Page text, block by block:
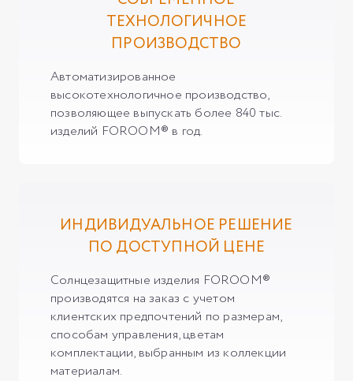
ТЕХНОЛОГИЧНОЕ
ПРОИЗВОДСТВО
Автоматизированное
высокотехнологичное производство,
позволяющее выпускать более 840 тыс.
изделий FOROOM® в год.
ИНДИВИДУАЛЬНОЕ РЕШЕНИЕ
ПО ДОСТУПНОЙ ЦЕНЕ
Солнцезащитные изделия FOROOM®
производятся на заказ с учетом
клиентских предпочтений по размерам,
способам управления, цветам
комплектации, выбранным из коллекции
материалам.